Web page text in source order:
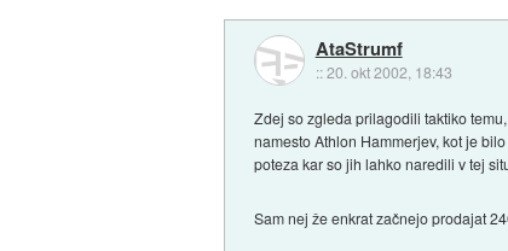
AtaStrumf
::20. okt 2002, 18:43
Zdej so zgleda prilagodili taktiko
namesto Athlon Hammerjev, kot je
poteza kar so jih lahko naredili v tej
Sam nej že enkrat začnejo prodajat